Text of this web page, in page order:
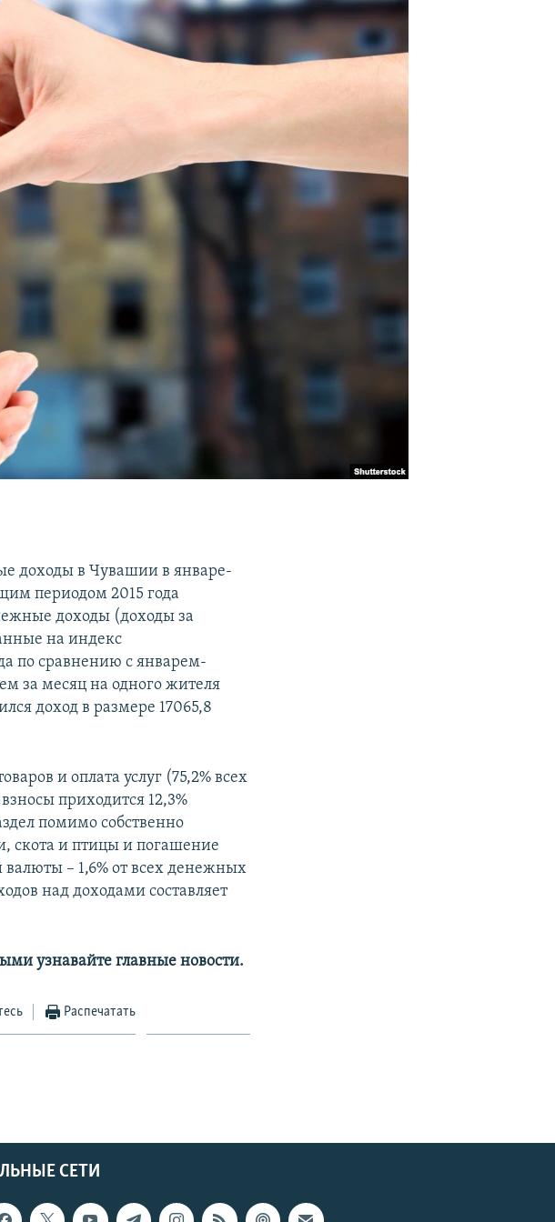
доходы в Чувашии в январе-
периодом 2015 года
доходы (доходы за
на индекс
по сравнению с январем-
за месяц на одного жителя
доход в размере 17065,8
и оплата услуг (75,2% всех
приходится 12,3%
помимо собственно
скота и птицы и погашение
валюты – 1,6% от всех денежных
над доходами составляет
узнавайте главные новости.​
Распечатать
СЕТИ